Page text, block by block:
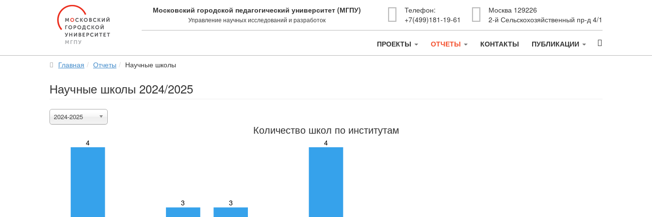
Московский городской педагогический университет (МГПУ)
Управление научных исследований и разработок
Телефон:
+7(499)181-19-61
Москва 129226
2-й Сельскохозяйственный пр-д 4/1
ПРОЕКТЫ ОТЧЕТЫ КОНТАКТЫ ПУБЛИКАЦИИ
Главная Отчеты Научные школы
Научные школы 2024/2025
2024-2025
Количество школ по институтам